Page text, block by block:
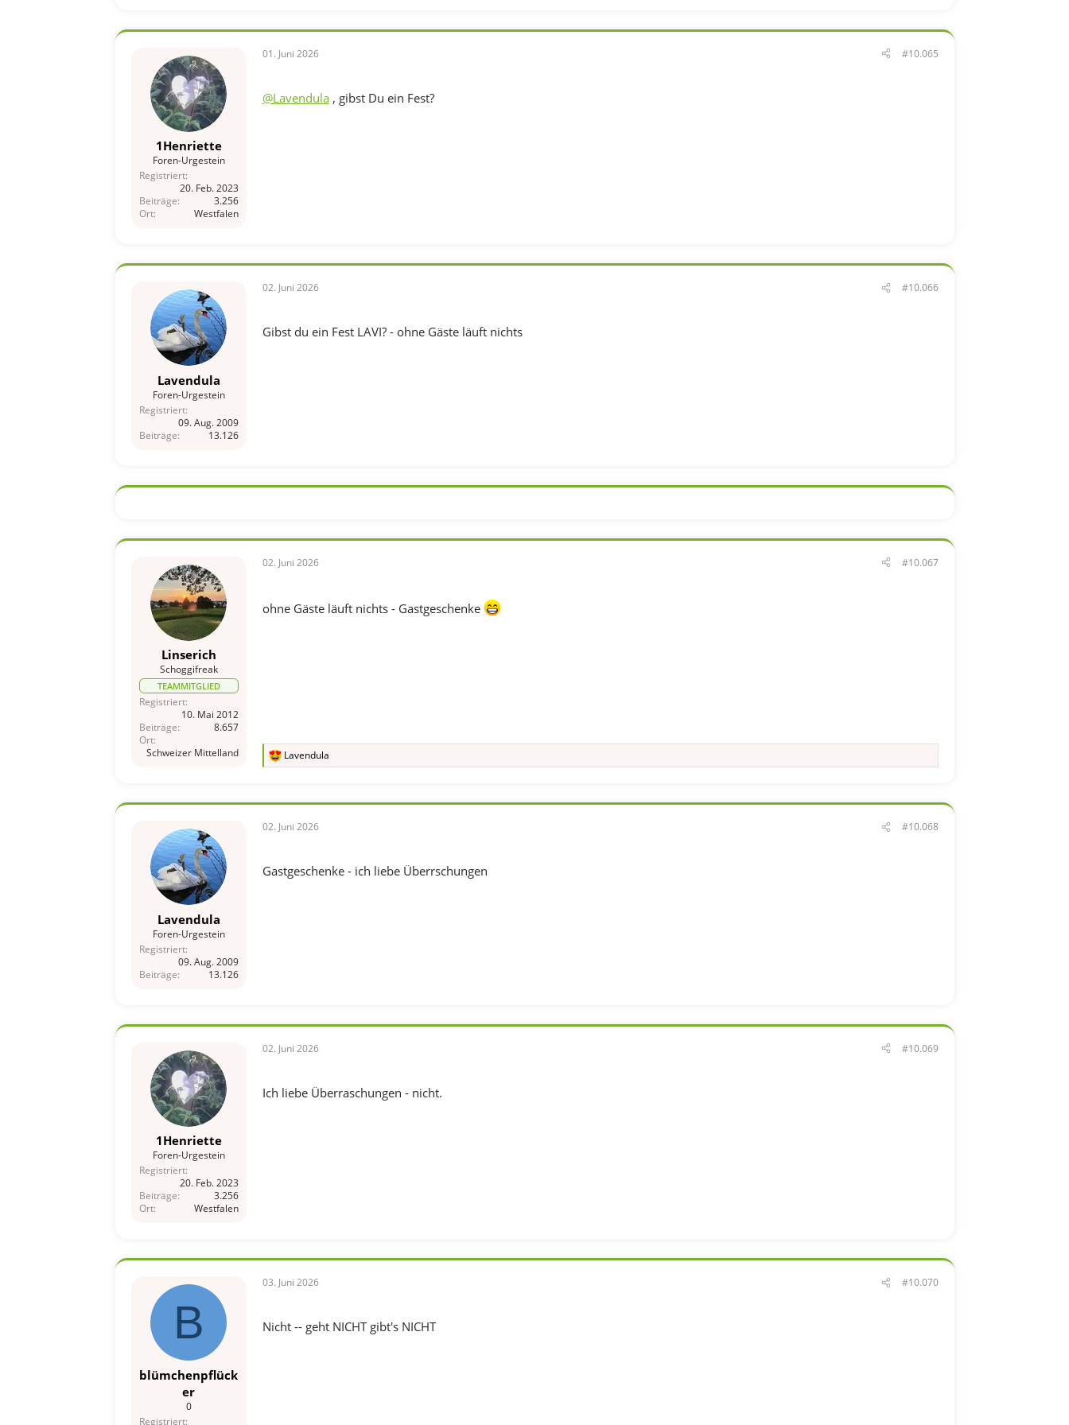
e
n
1Henriette
Foren-Urgestein
Registriert
20. Feb. 2023
Beiträge
3.256
Ort
Westfalen
01. Juni 2026 #10.065
@Lavendula, gibst Du ein Fest?
Lavendula
Foren-Urgestein
Registriert
09. Aug. 2009
Beiträge
13.126
02. Juni 2026 #10.066
Gibst du ein Fest LAVI? - ohne Gäste läuft nichts
Linserich
Schoggifreak
TEAMMITGLIED
Registriert
10. Mai 2012
Beiträge
8.657
Ort
Schweizer Mittelland
02. Juni 2026 #10.067
ohne Gäste läuft nichts - Gastgeschenke
R
i
n
Lavendula
Lavendula
Foren-Urgestein
Registriert
09. Aug. 2009
Beiträge
13.126
02. Juni 2026 #10.068
Gastgeschenke - ich liebe Überrschungen
1Henriette
Foren-Urgestein
Registriert
20. Feb. 2023
Beiträge
3.256
Ort
Westfalen
02. Juni 2026 #10.069
Ich liebe Überraschungen - nicht.
B
blümchenpflück
er
0
Registriert
03. Juni 2026 #10.070
Nicht -- geht NICHT gibt's NICHT